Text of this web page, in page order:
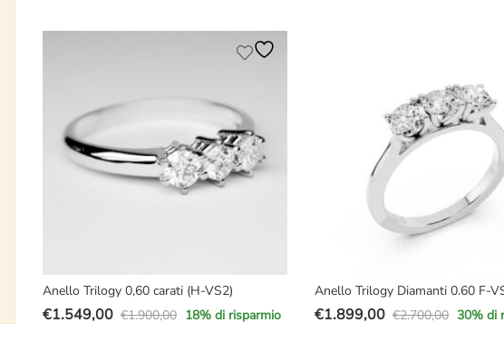
Anello Trilogy 0,60 carati (H-VS2)
€1.900,00
Il
€1.549,00
Il
18% di risparmio
Anello Trilogy Diamanti 0.60 F-
€2.700,00
Il
€1.899,00
Il
30% di